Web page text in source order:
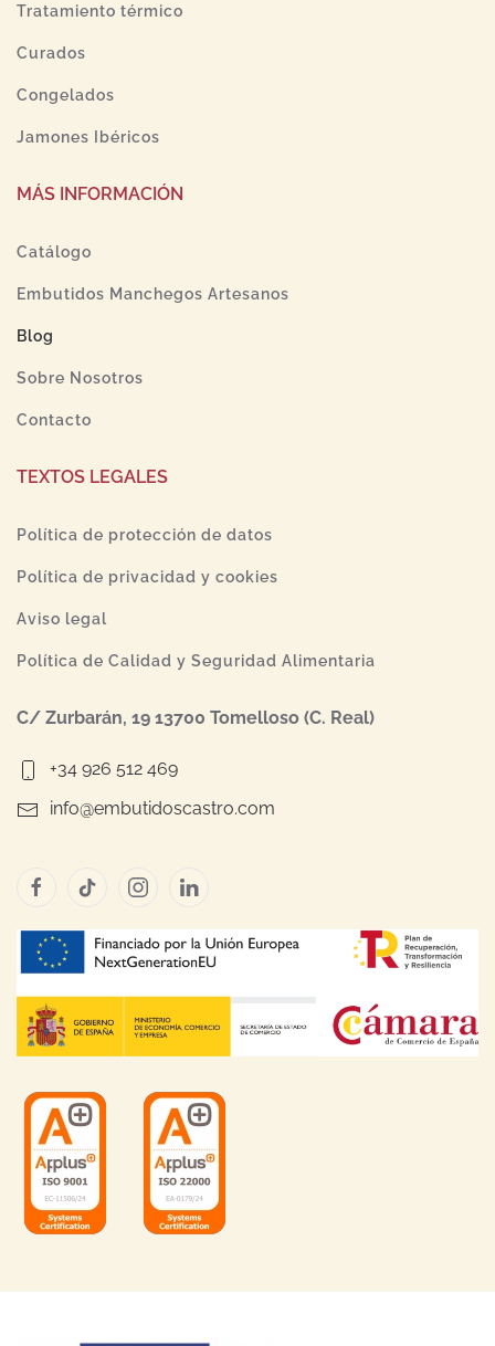
Tratamiento térmico
Curados
Congelados
Jamones Ibéricos
MÁS INFORMACIÓN
Catálogo
Embutidos Manchegos Artesanos
Blog
Sobre Nosotros
Contacto
TEXTOS LEGALES
Política de protección de datos
Política de privacidad y cookies
Aviso legal
Política de Calidad y Seguridad Alimentaria
C/ Zurbarán, 19 13700 Tomelloso (C. Real)
+34 926 512 469
info@embutidoscastro.com